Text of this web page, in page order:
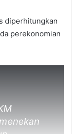
diperhitungkan
perekonomian